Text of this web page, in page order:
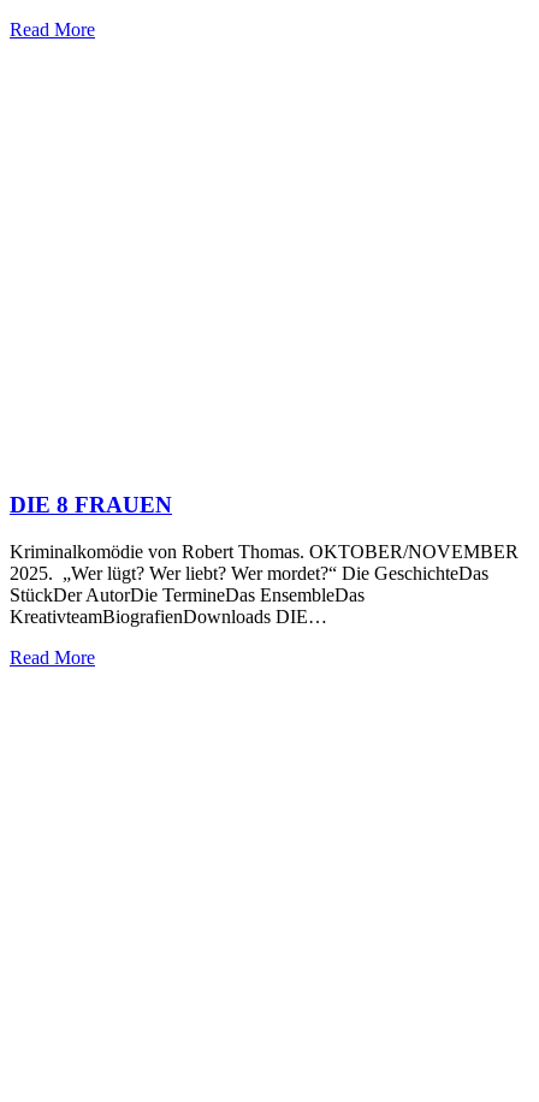
Read More
DIE 8 FRAUEN
Kriminalkomödie von Robert Thomas. OKTOBER/NOVEMBER
2025. „Wer lügt? Wer liebt? Wer mordet?“ Die GeschichteDas
StückDer AutorDie TermineDas EnsembleDas
KreativteamBiografienDownloads DIE…
Read More